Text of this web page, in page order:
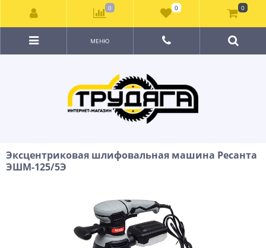
МЕНЮ
Эксцентриковая шлифовальная машина Ресанта
ЭШМ-125/5Э
0 0 0